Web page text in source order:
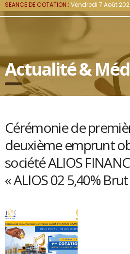
SEANCE DE COTATION : Vendredi 7 Août
Actualité &
Cérémonie de
deuxième emprunt
société ALIOS
« ALIOS 02 5,40%